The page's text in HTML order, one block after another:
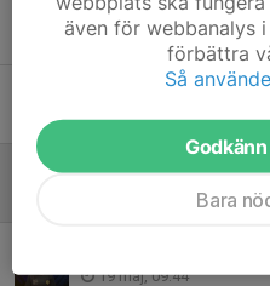
Tidigare nyheter
Vilhelm tog guld
3 jul, 12:41
Silver under Fristils-
19 maj, 09:44
även för webbanalys
förbättra
Så
Bara